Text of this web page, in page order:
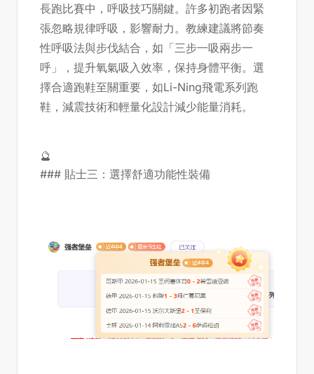
長跑比賽中，呼吸技巧關鍵。許多初跑者因緊
張忽略規律呼吸，影響耐力。教練建議將節奏
性呼吸法與步伐結合，如「三步一吸兩步一
呼」，提升氧氣吸入效率，保持身體平衡。選
擇合適跑鞋至關重要，如Li-Ning飛電系列跑
鞋，減震技術和輕量化設計減少能量消耗。
🔮
### 貼士三：選擇舒適功能性裝備